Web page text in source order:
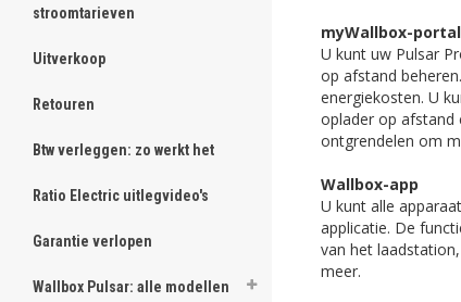
stroomtarieven
Uitverkoop
Retouren
Btw verleggen: zo werkt het
Ratio Electric uitlegvideo's
Garantie verlopen
Wallbox Pulsar: alle modellen
myWallbox-portal
U kunt uw Pulsar
op afstand
energiekosten. U
oplader op afstand
ontgrendelen om
Wallbox-app
U kunt alle
applicatie. De
van het
meer.